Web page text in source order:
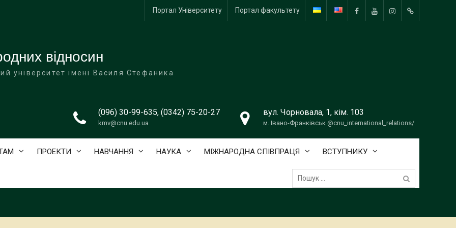
YouTubeInstagramTelegram
Портал Університету Портал факультету
відносин
університет імені Василя Стефаника
(096) 30-99-635, (0342) 75-20-27
kmv@cnu.edu.ua
вул. Чорновала, 1, кім. 103
м. Івано-Франківськ @cnu_international_relations/
ПРОЕКТИ НАВЧАННЯ НАУКА МІЖНАРОДНА СПІВПРАЦЯ ВСТУПНИКУ
Пошук: